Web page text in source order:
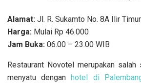
Alamat: Jl. R. Sukamto No. 8A Ilir
Harga: Mulai Rp 46.000
Jam Buka: 06.00 – 23.00 WIB
Restaurant Novotel merupakan
menyatu dengan hotel di